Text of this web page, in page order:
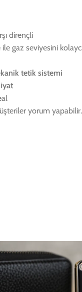
dirençli
ile gaz seviyesini
tetik sistemi
yorum yapabilir.